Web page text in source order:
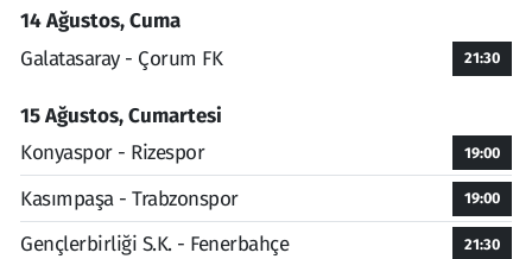
14 Ağustos, Cuma
Galatasaray - Çorum FK
21:30
15 Ağustos, Cumartesi
Konyaspor - Rizespor
19:00
Kasımpaşa - Trabzonspor 19:00
Gençlerbirliği S.K. - Fenerbahçe 21:30